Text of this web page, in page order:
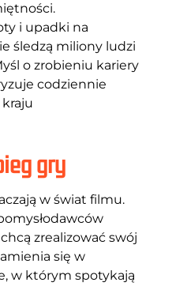
i upadki na
śledzą miliony ludzi
o zrobieniu kariery
codziennie
gry
w świat filmu.
zrealizować swój
się w
w którym spotykają